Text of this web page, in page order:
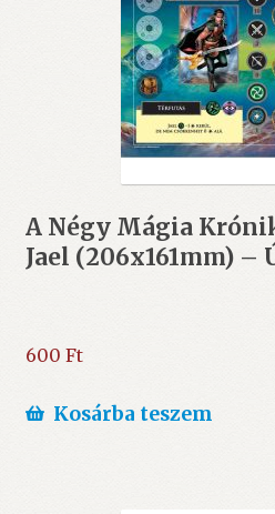
A Négy Mágia
Jael (206x161mm) –
600 Ft
Kosárba teszem